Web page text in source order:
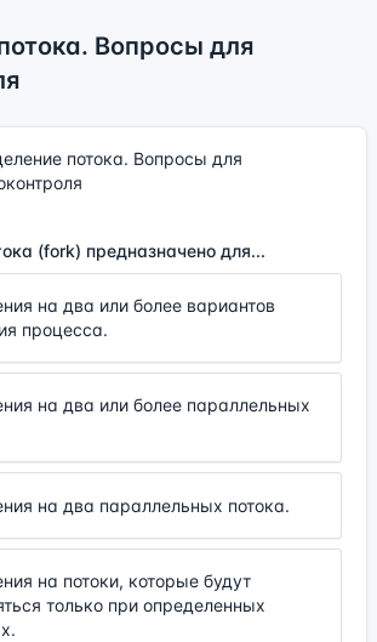
Вопросы для
потока. Вопросы для
(fork) предназначено для...
на два или более вариантов
процесса.
на два или более параллельных
на два параллельных потока.
на потоки, которые будут
только при определенных